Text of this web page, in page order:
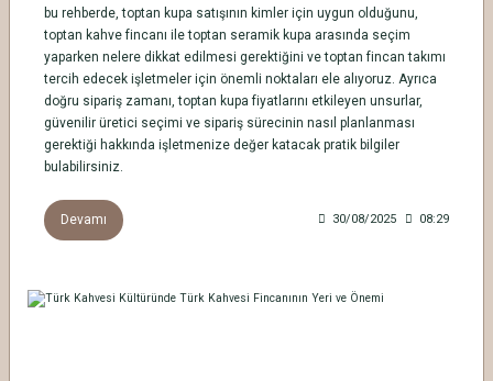
bu rehberde, toptan kupa satışının kimler için uygun olduğunu,
toptan kahve fincanı ile toptan seramik kupa arasında seçim
yaparken nelere dikkat edilmesi gerektiğini ve toptan fincan takımı
tercih edecek işletmeler için önemli noktaları ele alıyoruz. Ayrıca
doğru sipariş zamanı, toptan kupa fiyatlarını etkileyen unsurlar,
güvenilir üretici seçimi ve sipariş sürecinin nasıl planlanması
gerektiği hakkında işletmenize değer katacak pratik bilgiler
bulabilirsiniz.
Devamı 30/08/2025 08:29